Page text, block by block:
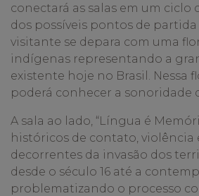
conectará as salas em um ciclo
dos possíveis pontos de partida
visitante se depara com uma
indígenas representando a
existente hoje no Brasil. Nessa
poderá conhecer a sonoridade
A sala ao lado, “Língua é
históricos de contato, violência
decorrentes da invasão dos
desde o século 16 até a
problematizando o processo